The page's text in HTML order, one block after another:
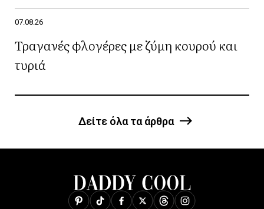
07.08.26
Τραγανές φλογέρες με ζύμη κουρού και
τυριά
Δείτε όλα τα άρθρα